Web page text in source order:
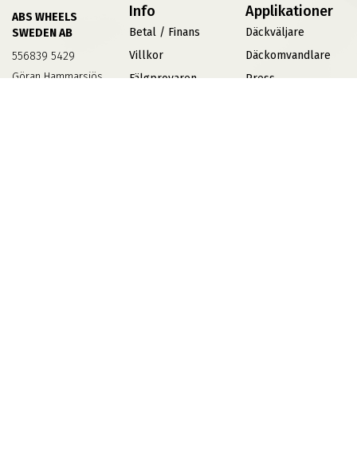
ABS WHEELS
SWEDEN AB
556839 5429
Göran Hammarsjös
Info
Betal / Finans
Villkor
Fälgprovaren
Applikationer
Däckväljare
Däckomvandlare
Press